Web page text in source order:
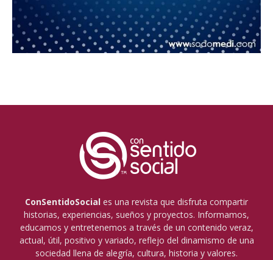
ConSentidoSocial es una revista que disfruta compartir
historias, experiencias, sueños y proyectos. Informamos,
educamos y entretenemos a través de un contenido veraz,
actual, útil, positivo y variado, reflejo del dinamismo de una
sociedad llena de alegría, cultura, historia y valores.